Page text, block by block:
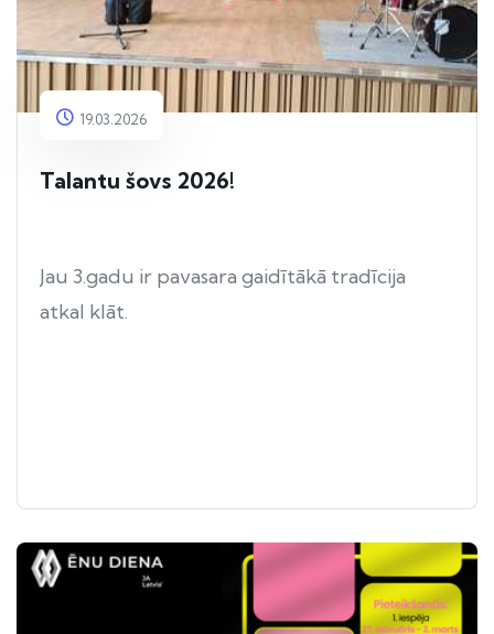
19.03.2026
Talantu šovs 2026!
Jau 3.gadu ir pavasara gaidītākā tradīcija
atkal klāt.